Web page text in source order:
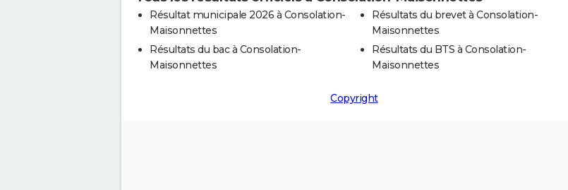
Résultat municipale 2026 à Consolation-
Maisonnettes
Résultats du bac à Consolation-
Maisonnettes
Résultats du brevet à Consolation-
Maisonnettes
Résultats du BTS à Consolation-
Maisonnettes
Copyright